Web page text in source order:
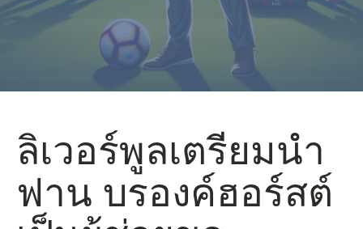
ลิเวอร์พูลเตรียมนำ
ฟาน บรองค์ฮอร์สต์